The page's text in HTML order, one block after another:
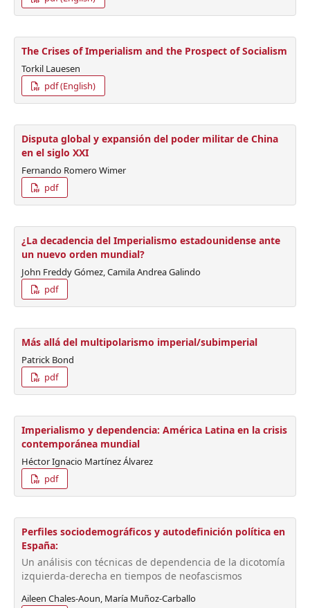
The Crises of Imperialism and the Prospect of Socialism
Torkil Lauesen
pdf (English)
Disputa global y expansión del poder militar de China
en el siglo XXI
Fernando Romero Wimer
pdf
¿La decadencia del Imperialismo estadounidense ante
un nuevo orden mundial?
John Freddy Gómez, Camila Andrea Galindo
pdf
Más allá del multipolarismo imperial/subimperial
Patrick Bond
pdf
Imperialismo y dependencia: América Latina en la crisis
contemporánea mundial
Héctor Ignacio Martínez Álvarez
pdf
Perfiles sociodemográficos y autodefinición política en
España:
Un análisis con técnicas de dependencia de la dicotomía
izquierda-derecha en tiempos de neofascismos
Aileen Chales-Aoun, María Muñoz-Carballo